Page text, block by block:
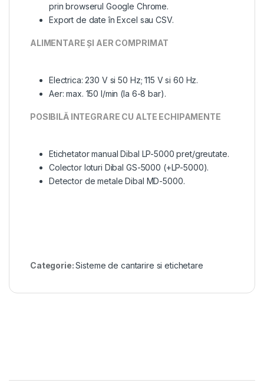
prin browserul Google Chrome.
Export de date în Excel sau CSV.
ALIMENTARE ȘI AER COMPRIMAT
Electrica: 230 V si 50 Hz; 115 V si 60 Hz.
Aer: max. 150 l/min (la 6-8 bar).
POSIBILĂ INTEGRARE CU ALTE ECHIPAMENTE
Etichetator manual Dibal LP-5000 pret/greutate.
Colector loturi Dibal GS-5000 (+LP-5000).
Detector de metale Dibal MD-5000.
Categorie:Sisteme de cantarire si etichetare